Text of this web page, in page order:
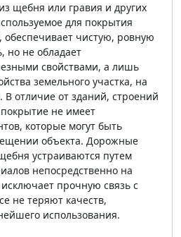
щебня или гравия и других
для покрытия
обеспечивает чистую, ровную
но не обладает
свойствами, а лишь
земельного участка, на
В отличие от зданий, строений
не имеет
которые могут быть
объекта. Дорожные
устраиваются путем
непосредственно на
прочную связь с
не теряют качеств,
использования.